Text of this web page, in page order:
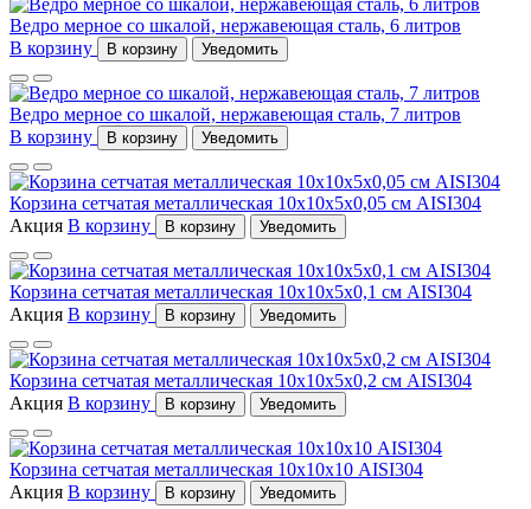
Ведро мерное со шкалой, нержавеющая сталь, 6 литров
В корзину
В корзину Уведомить
Ведро мерное со шкалой, нержавеющая сталь, 7 литров
В корзину
В корзину Уведомить
Корзина сетчатая металлическая 10x10x5x0,05 см AISI304
Акция В корзину В корзину Уведомить
Корзина сетчатая металлическая 10x10x5x0,1 см AISI304
Акция В корзину В корзину Уведомить
Корзина сетчатая металлическая 10x10x5x0,2 см AISI304
Акция В корзину В корзину Уведомить
Корзина сетчатая металлическая 10х10х10 AISI304
Акция В корзину В корзину Уведомить